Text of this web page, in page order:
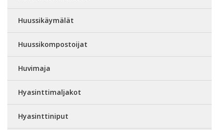
Huussikäymälät
Huussikompostoijat
Huvimaja
Hyasinttimaljakot
Hyasinttiniput